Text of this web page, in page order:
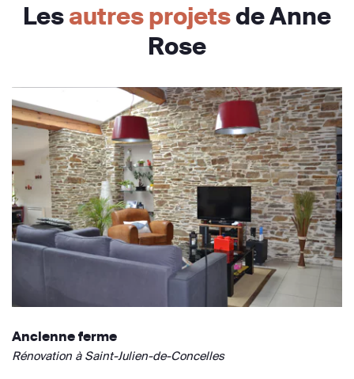
Lesautres projetsde Anne
Rose
Ancienne ferme
Rénovation à Saint-Julien-de-Concelles